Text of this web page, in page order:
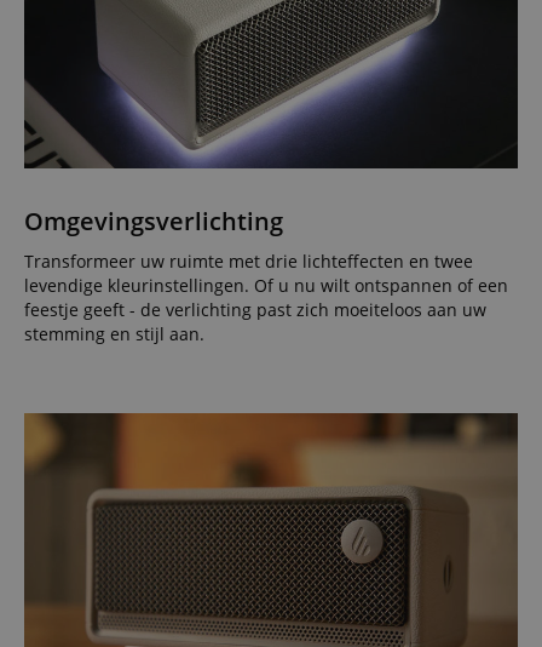
Omgevingsverlichting
Transformeer uw ruimte met drie lichteffecten en twee
levendige kleurinstellingen. Of u nu wilt ontspannen of een
feestje geeft - de verlichting past zich moeiteloos aan uw
stemming en stijl aan.